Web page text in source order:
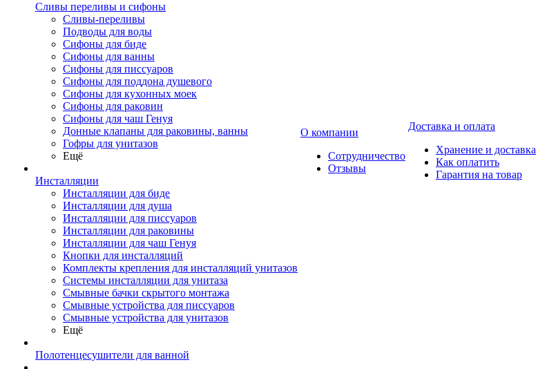
Сливы переливы и сифоны
Сливы-переливы
Подводы для воды
Сифоны для биде
Сифоны для ванны
Сифоны для писсуаров
Сифоны для поддона душевого
Сифоны для кухонных моек
Сифоны для раковин
Сифоны для чаш Генуя
Донные клапаны для раковины, ванны
Гофры для унитазов
Ещё
Инсталляции
Инсталляции для биде
Инсталляции для душа
Инсталляции для писсуаров
Инсталляции для раковины
Инсталляции для чаш Генуя
Кнопки для инсталляций
Комплекты крепления для инсталляций унитазов
Системы инсталляции для унитаза
Смывные бачки скрытого монтажа
Смывные устройства для писсуаров
Смывные устройства для унитазов
Ещё
Полотенцесушители для ванной
О компании
Сотрудничество
Отзывы
Доставка и оплата
Хранение и доставка
Как оплатить
Гарантия на товар